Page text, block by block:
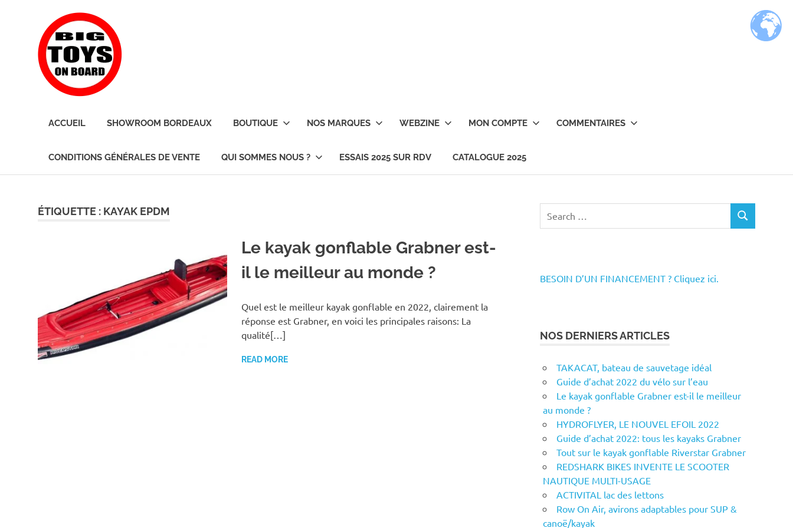
BOARD
BORD
ENFANTS
ACCUEIL SHOWROOM BORDEAUX BOUTIQUE NOS MARQUES WEBZINE MON COMPTE COMMENTAIRES
CONDITIONS GÉNÉRALES DE VENTE QUI SOMMES NOUS ? ESSAIS 2025 SUR RDV CATALOGUE 2025
ÉTIQUETTE : KAYAK EPDM
Le kayak gonflable Grabner est-
il le meilleur au monde ?
Quel est le meilleur kayak gonflable en 2022, clairement la
réponse est Grabner, en voici les principales raisons: La
qualité[…]
READ MORE
for:
SEARCH
BESOIN D’UN FINANCEMENT ? Cliquez ici.
NOS DERNIERS ARTICLES
TAKACAT, bateau de sauvetage idéal
Guide d’achat 2022 du vélo sur l’eau
Le kayak gonflable Grabner est-il le meilleur
au monde ?
HYDROFLYER, LE NOUVEL EFOIL 2022
Guide d’achat 2022: tous les kayaks Grabner
Tout sur le kayak gonflable Riverstar Grabner
REDSHARK BIKES INVENTE LE SCOOTER
NAUTIQUE MULTI-USAGE
ACTIVITAL lac des lettons
Row On Air, avirons adaptables pour SUP &
canoë/kayak